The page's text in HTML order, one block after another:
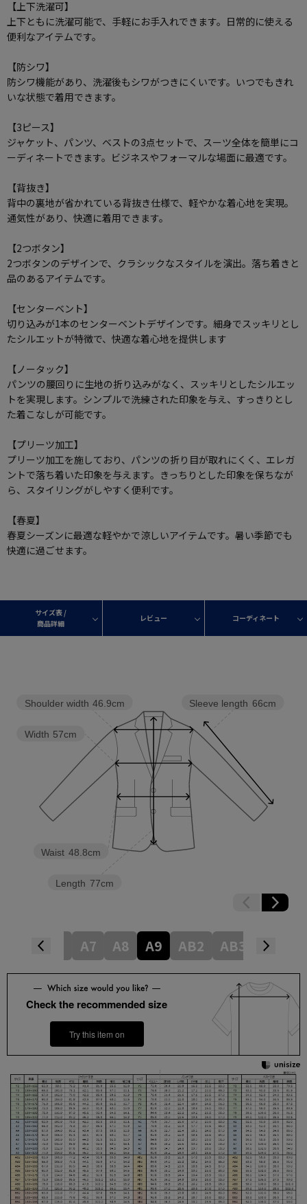
【上下洗濯可】
上下ともに洗濯可能で、手軽にお手入れできます。日常的に使える
便利なアイテムです。
【防シワ】
防シワ機能があり、洗濯後もシワがつきにくいです。いつでもきれ
いな状態で着用できます。
【3ピース】
ジャケット、パンツ、ベストの3点セットで、スーツ全体を簡単にコ
ーディネートできます。ビジネスやフォーマルな場面に最適です。
【背抜き】
背中の裏地が省かれている背抜き仕様で、軽やかな着心地を実現。
通気性があり、快適に着用できます。
【2つボタン】
2つボタンのデザインで、クラシックなスタイルを演出。落ち着きと
品のあるアイテムです。
【センターベント】
切り込みが1本のセンターベントデザインです。細身でスッキリとし
たシルエットが特徴で、快適な着心地を提供します
【ノータック】
パンツの腰回りに生地の折り込みがなく、スッキリとしたシルエッ
トを実現します。シンプルで洗練された印象を与え、すっきりとし
た着こなしが可能です。
【プリーツ加工】
プリーツ加工を施しており、パンツの折り目が取れにくく、エレガ
ントで落ち着いた印象を与えます。きっちりとした印象を保ちなが
ら、スタイリングがしやすく便利です。
【春夏】
春夏シーズンに最適な軽やかで涼しいアイテムです。暑い季節でも
快適に過ごせます。
サイズ表 /
商品詳細
レビュー コーディネート
Sleeve length 66cm
Length 77cm
Waist 48.8cm
Width 57cm
Shoulder width 46.9cm
A7 A8 A9 AB2 AB3 AB4
Check the recommended size
Try this item on